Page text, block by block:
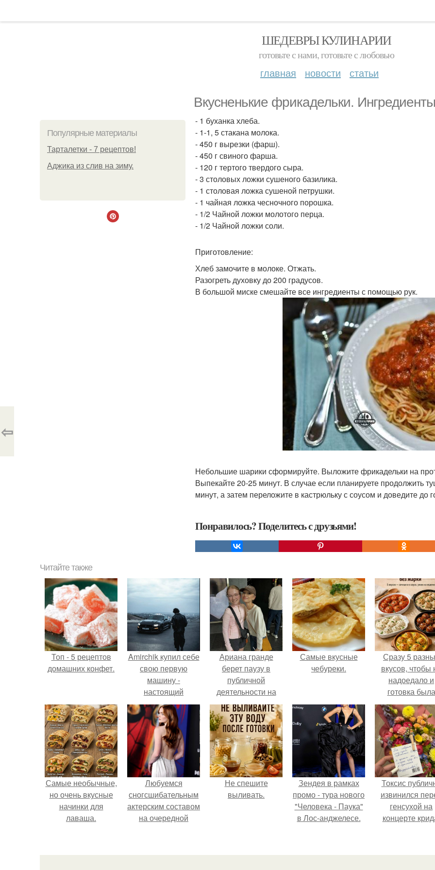
ШЕДЕВРЫ КУЛИНАРИИ
готовьте с нами, готовьте с любовью
главная новости статьи
Вкусненькие фрикадельки.
Популярные материалы
Тарталетки - 7 рецептов!
Аджика из слив на зиму.
- 1 буханка хлеба.
- 1-1, 5 стакана молока.
- 450 г вырезки (фарш).
- 450 г свиного фарша.
- 120 г тертого твердого сыра.
- 3 столовых ложки сушеного базилика.
- 1 столовая ложка сушеной петрушки.
- 1 чайная ложка чесночного порошка.
- 1/2 Чайной ложки молотого перца.
- 1/2 Чайной ложки соли.
Приготовление:
Хлеб замочите в молоке. Отжать.
Разогреть духовку до 200 градусов.
В большой миске смешайте все ингредиенты с помощью рук.
Небольшие шарики сформируйте. Выложите фрикадельки на
Выпекайте 20-25 минут. В случае если планируете продолжить
минут, а затем переложите в кастрюльку с соусом и доведите до
Понравилось? Поделитесь с друзьями!
⇦
Читайте также
Топ - 5 рецептов
домашних конфет.
Amirchik купил себе
свою первую
машину -
настоящий
автомобиль мечты
для многих
автолюбителей.
Ариана гранде
берет паузу в
публичной
деятельности на
фоне слухов о
своем здоровье.
Самые вкусные
чебуреки.
Сразу 5
вкусов, чтобы
надоедало и
готовка была
проще.
Самые необычные,
но очень вкусные
начинки для
лаваша.
Любуемся
сногсшибательным
актерским составом
на очередной
Не спешите
выливать.
Зендея в рамках
промо - тура нового
"Человека - Паука"
в Лос-анджелесе.
Токсис
извинился
генсухой на
концерте